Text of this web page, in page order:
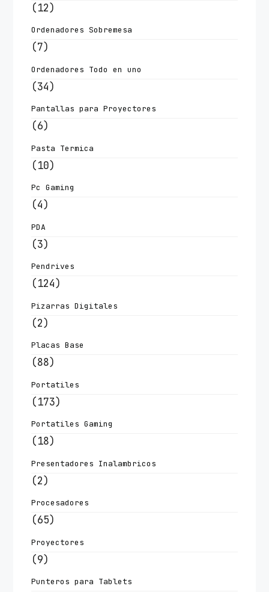
(12)
Ordenadores Sobremesa
(7)
Ordenadores Todo en uno
(34)
Pantallas para Proyectores
(6)
Pasta Termica
(10)
Pc Gaming
(4)
PDA
(3)
Pendrives
(124)
Pizarras Digitales
(2)
Placas Base
(88)
Portatiles
(173)
Portatiles Gaming
(18)
Presentadores Inalambricos
(2)
Procesadores
(65)
Proyectores
(9)
Punteros para Tablets